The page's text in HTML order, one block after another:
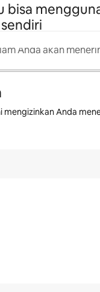
bisa
Anda akan
mengizinkan Anda